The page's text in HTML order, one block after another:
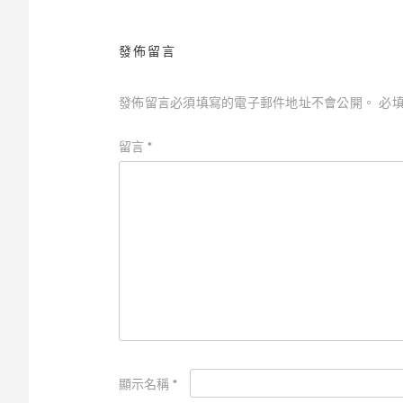
發佈留言
發佈留言必須填寫的電子郵件地址不會公開。 必
留言 *
顯示名稱 *